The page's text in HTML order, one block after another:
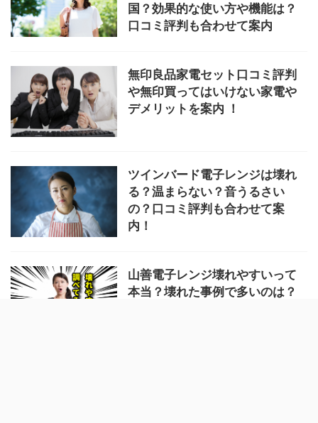
国？効果的な使い方や機能は？
口コミ評判も合わせて案内
無印良品家電セット口コミ評判
や無印買ってはいけない家電や
デメリットを案内 ！
ツインバード電子レンジは壊れ
る？温まらない？音うるさい
の？口コミ評判も合わせて案
内！
山善電子レンジ壊れやすいって
本当？壊れた事例で多いのは？